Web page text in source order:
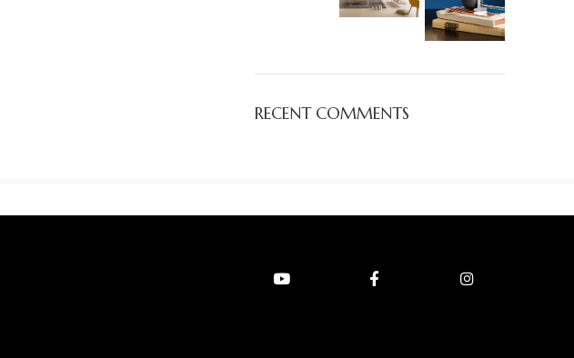
RECENT COMMENTS